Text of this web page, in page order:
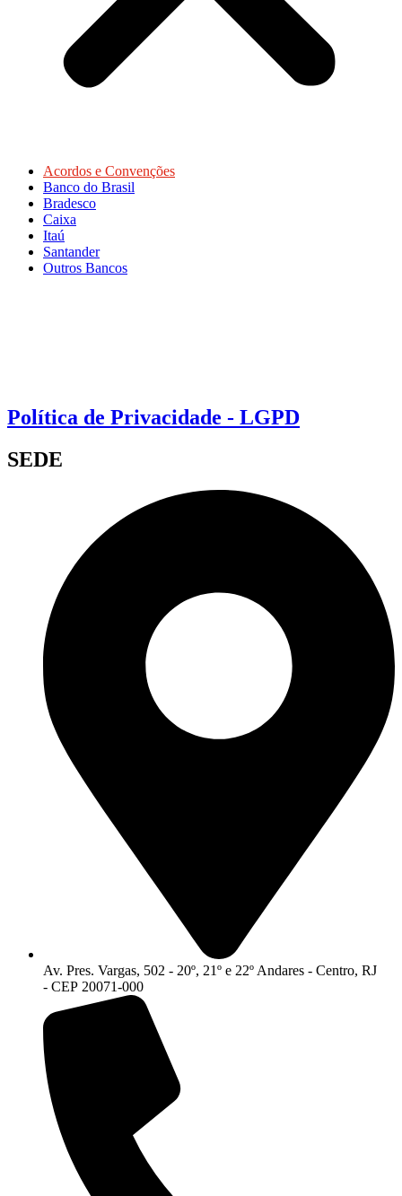
Acordos e Convenções
Banco do Brasil
Bradesco
Caixa
Itaú
Santander
Outros Bancos
Política de Privacidade - LGPD
SEDE
Av. Pres. Vargas, 502 - 20º, 21º e 22º Andares - Centro, RJ
- CEP 20071-000